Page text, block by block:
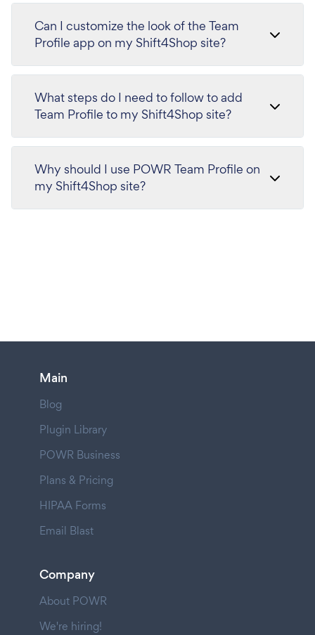
Can I customize the look of the Team
Profile app on my Shift4Shop site?
What steps do I need to follow to add
Team Profile to my Shift4Shop site?
Why should I use POWR Team Profile on
my Shift4Shop site?
Main
Blog
Plugin Library
POWR Business
Plans & Pricing
HIPAA Forms
Email Blast
Company
About POWR
We're hiring!